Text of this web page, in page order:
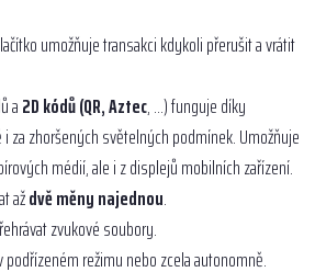
umožňuje transakci kdykoli přerušit a vrátit
a2D kódů (QR, Aztec, …) funguje díky
za zhoršených světelných podmínek. Umožňuje
médií, ale i z displejů mobilních zařízení.
aždvě měny najednou.
zvukové soubory.
podřízeném režimu nebo zcela autonomně.